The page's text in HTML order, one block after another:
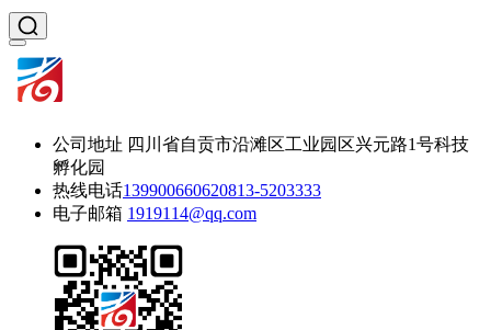
公司地址 四川省自贡市沿滩区工业园区兴元路1号科技
孵化园
热线电话139900660620813-5203333
电子邮箱 1919114@qq.com